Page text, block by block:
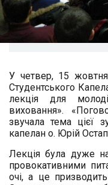
У четвер, 15 жовтня
Студентського
лекція для
виховання».
звучала тема цієї
капелан о. Юрій Остап
Лекція була дуже
провокативними
очі, а це